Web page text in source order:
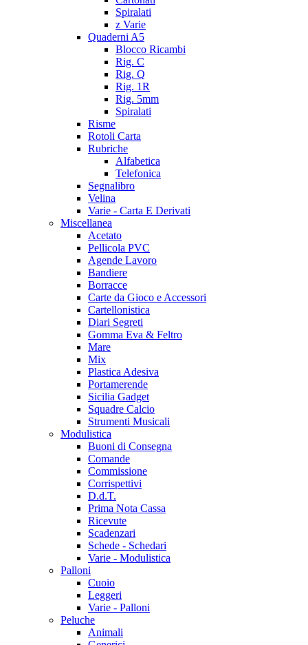
Spiralati
z Varie
Quaderni A5
Blocco Ricambi
Rig. C
Rig. Q
Rig. 1R
Rig. 5mm
Spiralati
Risme
Rotoli Carta
Rubriche
Alfabetica
Telefonica
Segnalibro
Velina
Varie - Carta E Derivati
Miscellanea
Acetato
Pellicola PVC
Agende Lavoro
Bandiere
Borracce
Carte da Gioco e Accessori
Cartellonistica
Diari Segreti
Gomma Eva & Feltro
Mare
Mix
Plastica Adesiva
Portamerende
Sicilia Gadget
Squadre Calcio
Strumenti Musicali
Modulistica
Buoni di Consegna
Comande
Commissione
Corrispettivi
D.d.T.
Prima Nota Cassa
Ricevute
Scadenzari
Schede - Schedari
Varie - Modulistica
Palloni
Cuoio
Leggeri
Varie - Palloni
Peluche
Animali